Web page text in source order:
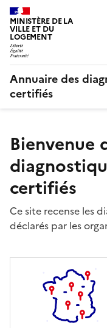
MINISTÈRE DE LA
VILLE ET DU
LOGEMENT
Annuaire des
certifiés
Bienvenue
certifiés
Ce site recense les
déclarés par les